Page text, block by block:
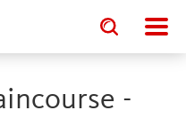
Toggle
search
input
Toggle
search
input
-